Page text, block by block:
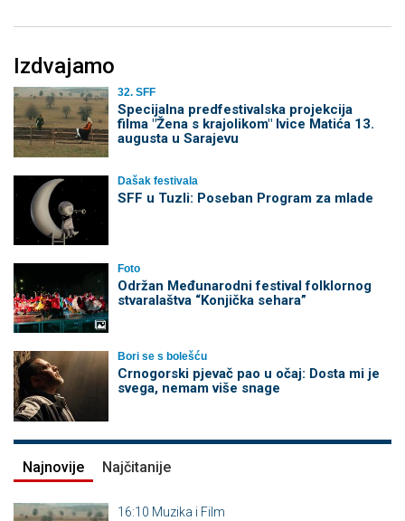
Izdvajamo
32. SFF
Specijalna predfestivalska projekcija
filma "Žena s krajolikom" Ivice Matića 13.
augusta u Sarajevu
Dašak festivala
SFF u Tuzli: Poseban Program za mlade
Foto
Održan Međunarodni festival folklornog
stvaralaštva “Konjička sehara”
Bori se s bolešću
Crnogorski pjevač pao u očaj: Dosta mi je
svega, nemam više snage
Najnovije Najčitanije
16:10 Muzika i Film